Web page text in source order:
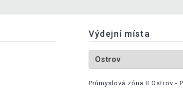
Výdejní místa
Průmyslová zóna II Ostrov -